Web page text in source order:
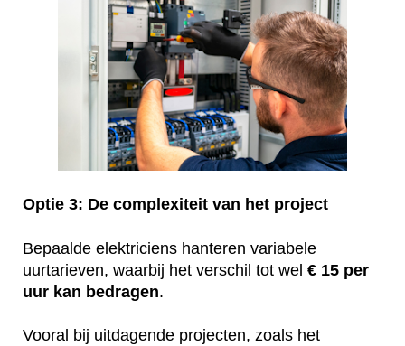
Optie 3: De complexiteit van het project
Bepaalde elektriciens hanteren variabele
uurtarieven, waarbij het verschil tot wel € 15 per
uur kan bedragen.
Vooral bij uitdagende projecten, zoals het